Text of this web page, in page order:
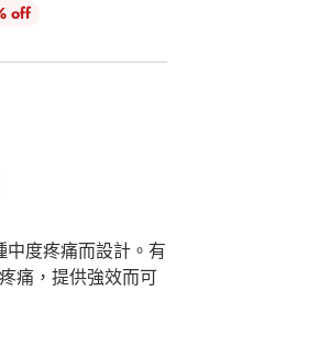
off
中度疼痛而設計。有
痛，提供強效而可